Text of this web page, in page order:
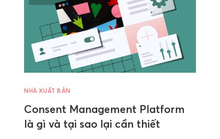
NHÀ XUẤT BẢN
Consent Management Platform
là gì và tại sao lại cần thiết